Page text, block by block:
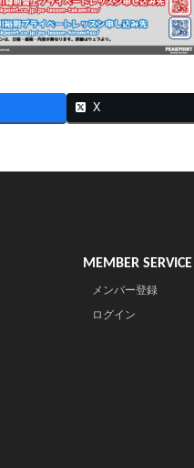
X
MEMBER SERVICE
メンバー登録
ログイン